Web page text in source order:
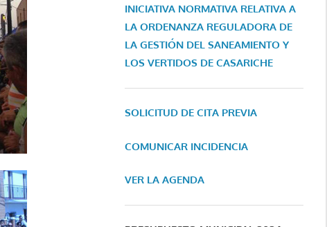
INICIATIVA NORMATIVA RELATIVA A
LA ORDENANZA REGULADORA DE
LA GESTIÓN DEL SANEAMIENTO Y
LOS VERTIDOS DE CASARICHE
SOLICITUD DE CITA PREVIA
COMUNICAR INCIDENCIA
VER LA AGENDA